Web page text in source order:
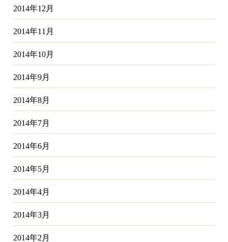
2014年12月
2014年11月
2014年10月
2014年9月
2014年8月
2014年7月
2014年6月
2014年5月
2014年4月
2014年3月
2014年2月